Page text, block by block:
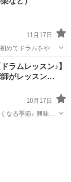
はないでしょう
11月17日
めてドラムをやる
ドラムの基礎練っ
なお悩みがあるので
ラムレッスン♪】
師がレッスン…
10月17日